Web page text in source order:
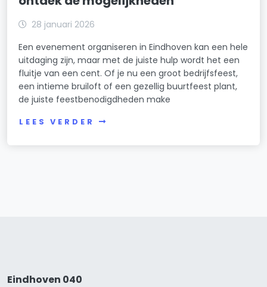
28 januari 2026
Een evenement organiseren in Eindhoven kan een hele
uitdaging zijn, maar met de juiste hulp wordt het een
fluitje van een cent. Of je nu een groot bedrijfsfeest,
een intieme bruiloft of een gezellig buurtfeest plant,
de juiste feestbenodigdheden make
LEES VERDER
Eindhoven 040